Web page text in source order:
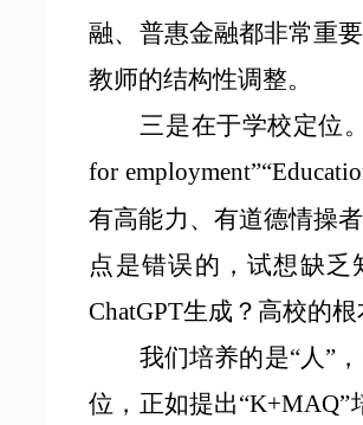
融、普惠金融都非常重
教师的结构性调整。
三是在于学校定位。
for
有高能力、有道德情操
点是错误的，试想缺
ChatGPT生成？高校的
我们培养的是“人”
位，正如提出